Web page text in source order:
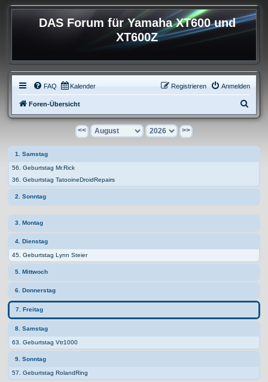
DAS Forum für Yamaha XT600 und
XT600Z
FAQ Kalender Anmelden
Registrieren
Foren-Übersicht
u
h
<< >>
1. Samstag
56. Geburtstag Mr.Rick
36. Geburtstag TatooineDroidRepairs
2. Sonntag
3. Montag
4. Dienstag
45. Geburtstag Lynn Steier
5. Mittwoch
6. Donnerstag
7. Freitag
8. Samstag
63. Geburtstag Vtr1000
9. Sonntag
57. Geburtstag RolandRing